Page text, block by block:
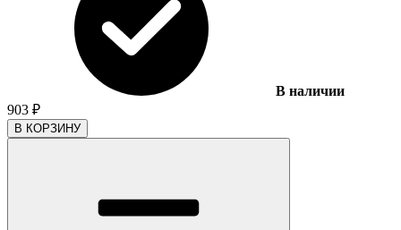
В наличии
903 ₽
В КОРЗИНУ